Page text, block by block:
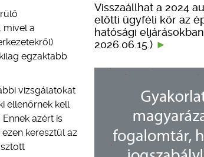
mivel a
egzaktabb
vizsgálatokat
ellenőrnek kell
azért is
keresztül az
Visszaállhat a 2024
előtti ügyféli kör az
hatósági
2026.06.15.)